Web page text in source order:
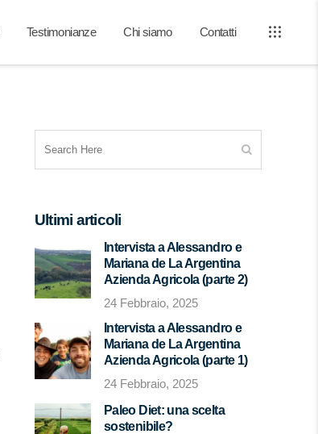
Testimonianze Chi siamo Contatti
Ultimi articoli
Intervista a Alessandro e
Mariana de La Argentina
Azienda Agricola (parte 2)
24 Febbraio, 2025
Intervista a Alessandro e
Mariana de La Argentina
Azienda Agricola (parte 1)
24 Febbraio, 2025
Paleo Diet: una scelta
sostenibile?